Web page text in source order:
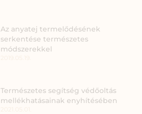
Az anyatej termelődésének
serkentése természetes
módszerekkel
Természetes segítség védőoltás
mellékhatásainak enyhítésében